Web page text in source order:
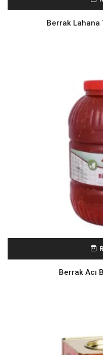
Berrak Lahana
Berrak Acı